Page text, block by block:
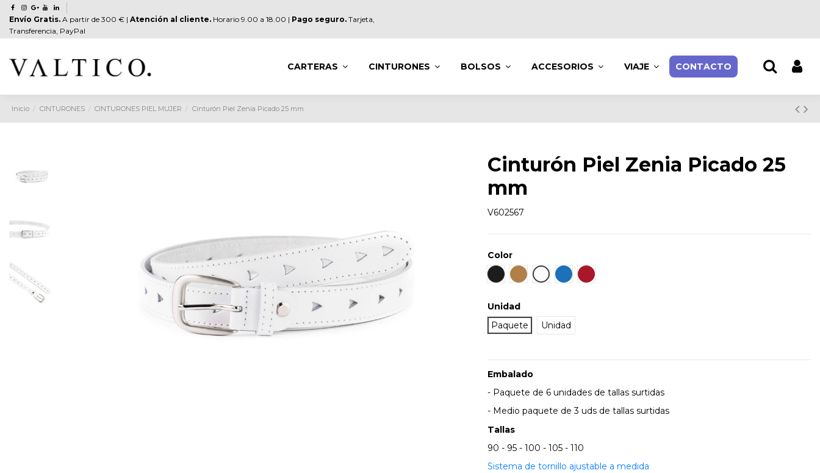
Envío Gratis. A partir de 300 € | Atención al cliente. Horario 9.00 a 18.00 | Pago seguro. Tarjeta,
Transferencia, PayPal
CARTERAS CINTURONES BOLSOS ACCESORIOS VIAJE CONTACTO
Inicio CINTURONES CINTURONES PIEL MUJER Cinturón Piel Zenia Picado 25 mm
Cinturón Piel Zenia Picado 25
mm
V602567
Color
Negro Cuero Blanco Azul Burdeos
Unidad
Paquete
Unidad
Embalado
- Paquete de 6 unidades de tallas surtidas
- Medio paquete de 3 uds de tallas surtidas
Tallas
90 - 95 - 100 - 105 - 110
Sistema de tornillo ajustable a medida